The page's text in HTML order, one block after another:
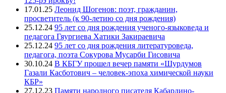
17.01.25 Леонид Шогенов: поэт, гражданин,
просветитель (к 90-летию со дня рождения)
25.12.24 95 лет со дня рождения ученого-языковеда и
педагога Гяургиева Хатики Закираевича
25.12.24 95 лет со дня рождения литературоведа,
педагога, поэта Сокурова Мусарби Гисовича
30.10.24 В КБГУ прошел вечер памяти «Шурдумов
Газали Касботович – человек-эпоха химической науки
КБР»
27.12.23 Памяти народного писателя Кабардино-